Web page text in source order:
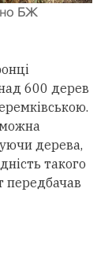
БЖ
600 дерев
дерева,
такого
передбачав